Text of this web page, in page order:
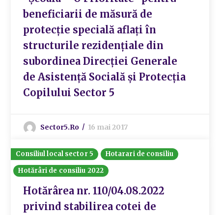
beneficiarii de măsură de
protecție specială aflați în
structurile rezidențiale din
subordinea Direcției Generale
de Asistență Socială și Protecția
Copilului Sector 5
Sector5.ro 16 mai 2017
Consiliul local sector 5
Hotarari de consiliu
Hotărâri de consiliu 2022
Hotărârea nr. 110/04.08.2022
privind stabilirea cotei de